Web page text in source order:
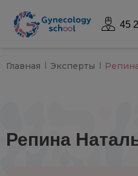
45
Главная Эксперты
Репина